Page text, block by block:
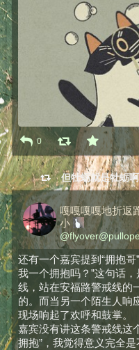
0
但牡蛎就是牡蛎啊
嘎嘎嘎嘎地折返
小
@
还有一个嘉宾提到“拥抱
我一个拥抱吗？”这句话
线，站在安福路警戒线的
的。而当另一个陌生人响
现场响起了欢呼和鼓掌。
嘉宾没有讲这条警戒线这
拥抱”，我觉得意义完全是